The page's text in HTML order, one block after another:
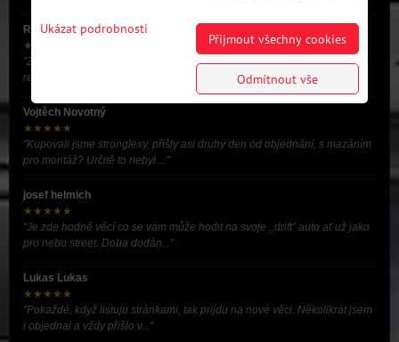
RADAR
★★★★★
"Za mě jediný fér a top obchod skrze drift komunikace vždy dobrá
reklamace když jsem špatně objednal ..."
Vojtěch Novotný
★★★★★
"Kupovali jsme stronglexy, přišly asi druhý den od objednání, s mazáním
pro montáž? Určitě to nebyl ..."
josef helmich
★★★★★
"Je zde hodně věcí co se vám může hodit na svoje ,,drift” auto ať už jako
pro nebo street. Doba dodán..."
Lukas Lukas
★★★★★
"Pokaždé, když listuju stránkami, tak prijdu na nové věci. Několikrát jsem
i objednal a vždy přišlo v..."
Ukázat podrobnosti
Přijmout všechny cookies
Odmítnout vše